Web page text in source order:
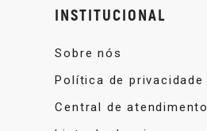
INSTITUCIONAL
Sobre nós
Política de privacidade
Central de atendimento